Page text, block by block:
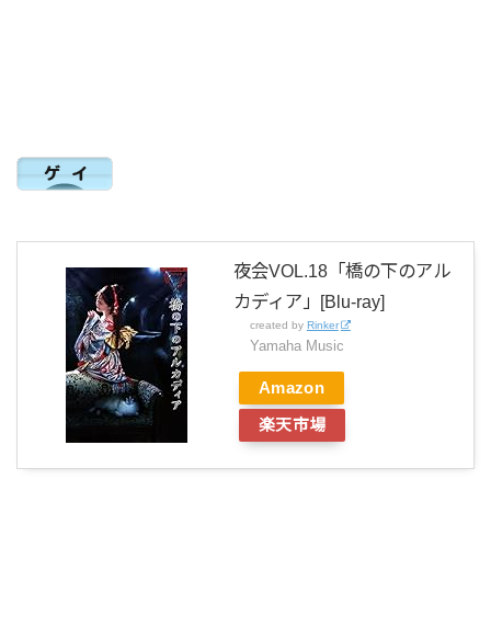
夜会VOL.18「橋の下のアル
カディア」[Blu-ray]
created by Rinker
Yamaha Music
Amazon
楽天市場